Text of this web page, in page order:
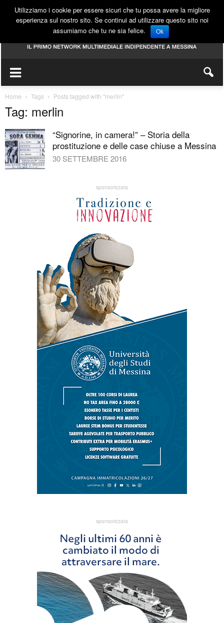
Home Tags Posts tagged with "merlin"
Tag: merlin
“Signorine, in camera!” – Storia della
prostituzione e delle case chiuse a Messina
30 SETTEMBRE 2016
sponsorizzata
sponsorizzata
Utilizziamo i cookie per essere sicuri che tu possa avere la migliore
esperienza sul nostro sito. Se continui ad utilizzare questo sito noi
assumiamo che tu ne sia felice.
Ok